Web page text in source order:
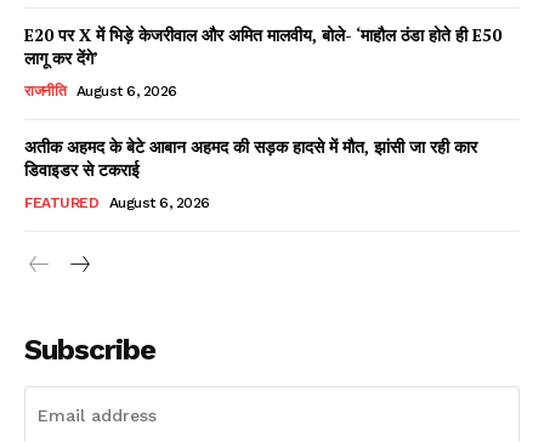
Facebook
Read Latest News on AIN
NEWS 1 App
E20 पर X में भिड़े केजरीवाल और अमित मालवीय, बोले- ‘माहौल ठंडा होते ही E50
लागू कर देंगे’
राजनीति August 6, 2026
अतीक अहमद के बेटे आबान अहमद की सड़क हादसे में मौत, झांसी जा रही कार
डिवाइडर से टकराई
FEATURED August 6, 2026
Subscribe